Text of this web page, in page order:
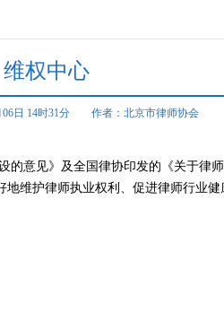
维权中心
06日 14时31分 作者：北京市律师协会
意见》及全国律协印发的《关于律
维护律师执业权利、促进律师行业